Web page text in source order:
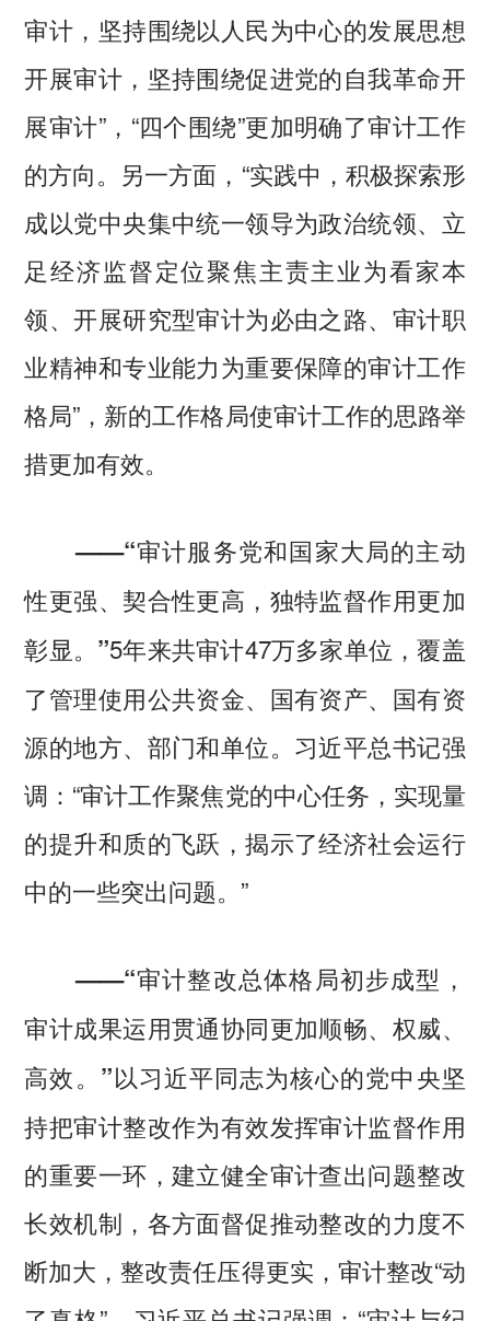
审计，坚持围绕以人民为中心的发展思想
开展审计，坚持围绕促进党的自我革命开
展审计”，“四个围绕”更加明确了审计工作
的方向。另一方面，“实践中，积极探索形
成以党中央集中统一领导为政治统领、立
足经济监督定位聚焦主责主业为看家本
领、开展研究型审计为必由之路、审计职
业精神和专业能力为重要保障的审计工作
格局”，新的工作格局使审计工作的思路举
措更加有效。
——“审计服务党和国家大局的主动
性更强、契合性更高，独特监督作用更加
彰显。”5年来共审计47万多家单位，覆盖
了管理使用公共资金、国有资产、国有资
源的地方、部门和单位。习近平总书记强
调：“审计工作聚焦党的中心任务，实现量
的提升和质的飞跃，揭示了经济社会运行
中的一些突出问题。”
——“审计整改总体格局初步成型，
审计成果运用贯通协同更加顺畅、权威、
高效。”以习近平同志为核心的党中央坚
持把审计整改作为有效发挥审计监督作用
的重要一环，建立健全审计查出问题整改
长效机制，各方面督促推动整改的力度不
断加大，整改责任压得更实，审计整改“动